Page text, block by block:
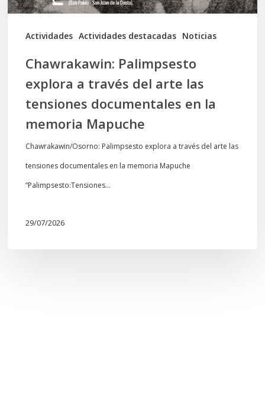
Actividades Actividades destacadas Noticias
tensiones
documentales
memoria
Mapuche
Chawrakawin: Palimpsesto
explora a través del arte las
tensiones documentales en la
memoria Mapuche
Chawrakawin/Osorno: Palimpsesto explora a través del arte las
tensiones documentales en la memoria Mapuche
“Palimpsesto:Tensiones…
29/07/2026